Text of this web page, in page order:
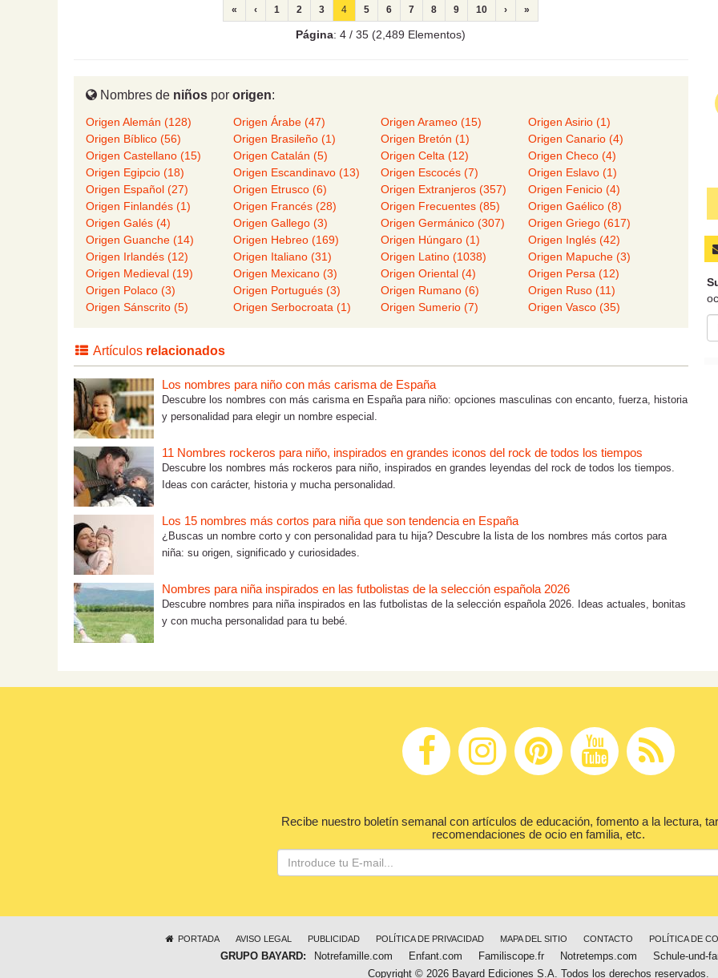
« ‹ 1 2 3 4 5 6 7 8 9 10 › »
Página: 4 / 35 (2,489 Elementos)
Nombres de niños por origen:
Origen Alemán (128) Origen Árabe (47) Origen Arameo (15)
Origen Asirio (1)
Origen Bíblico (56)
Origen Brasileño (1) Origen Bretón (1)
Origen Canario (4)
Origen Castellano (15)
Origen Catalán (5) Origen Celta (12)
Origen Checo (4)
Origen Egipcio (18)
Origen Escandinavo (13) Origen Escocés (7)
Origen Eslavo (1)
Origen Español (27)
Origen Etrusco (6) Origen Extranjeros (357)
Origen Fenicio (4)
Origen Finlandés (1)
Origen Francés (28) Origen Frecuentes (85)
Origen Gaélico (8)
Origen Galés (4)
Origen Gallego (3) Origen Germánico (307)
Origen Griego (617)
Origen Guanche (14)
Origen Hebreo (169) Origen Húngaro (1)
Origen Inglés (42)
Origen Irlandés (12)
Origen Italiano (31) Origen Latino (1038)
Origen Mapuche (3)
Origen Medieval (19)
Origen Mexicano (3) Origen Oriental (4)
Origen Persa (12)
Origen Polaco (3)
Origen Portugués (3) Origen Rumano (6)
Origen Ruso (11)
Origen Sánscrito (5)
Origen Serbocroata (1) Origen Sumerio (7) Origen Vasco (35)
Artículos relacionados
Los nombres para niño con más carisma de España
Descubre los nombres con más carisma en España para niño: opciones masculinas con encanto, fuerza, historia
y personalidad para elegir un nombre especial.
11 Nombres rockeros para niño, inspirados en grandes iconos del rock de todos los tiempos
Descubre los nombres más rockeros para niño, inspirados en grandes leyendas del rock de todos los tiempos.
Ideas con carácter, historia y mucha personalidad.
Los 15 nombres más cortos para niña que son tendencia en España
¿Buscas un nombre corto y con personalidad para tu hija? Descubre la lista de los nombres más cortos para
niña: su origen, significado y curiosidades.
Nombres para niña inspirados en las futbolistas de la selección española 2026
Descubre nombres para niña inspirados en las futbolistas de la selección española 2026. Ideas actuales, bonitas
y con mucha personalidad para tu bebé.
Recibe nuestro boletín semanal con artículos de educación, fomento a la lectura,
recomendaciones de ocio en familia, etc.
PORTADA AVISO LEGAL PUBLICIDAD POLÍTICA DE PRIVACIDAD MAPA DEL SITIO CONTACTO POLÍTICA DE
GRUPO BAYARD: Notrefamille.com Enfant.com Familiscope.fr Notretemps.com Schule-und-
Copyright © 2026 Bayard Ediciones S.A. Todos los derechos reservados.